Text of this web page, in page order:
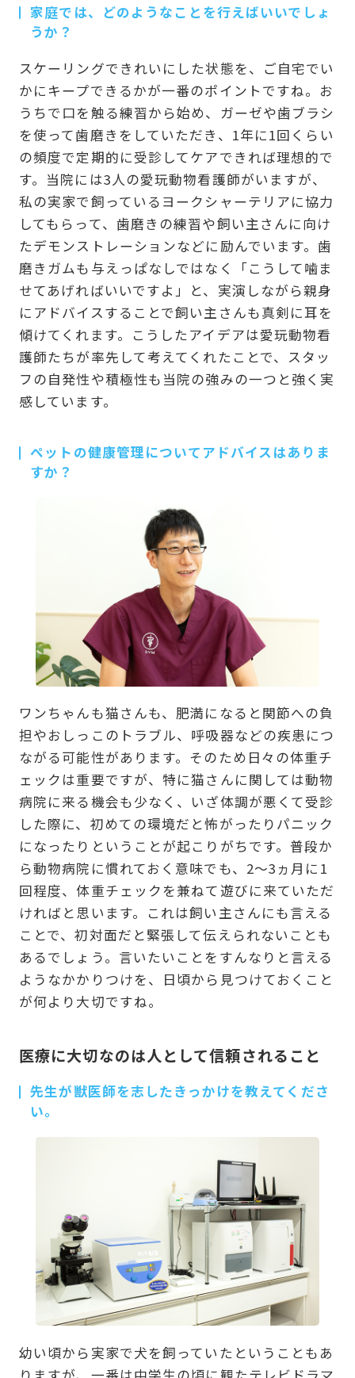
家庭では、どのようなことを行えばいいでしょ
うか？
スケーリングできれいにした状態を、ご自宅でい
かにキープできるかが一番のポイントですね。お
うちで口を触る練習から始め、ガーゼや歯ブラシ
を使って歯磨きをしていただき、1年に1回くらい
の頻度で定期的に受診してケアできれば理想的で
す。当院には3人の愛玩動物看護師がいますが、
私の実家で飼っているヨークシャーテリアに協力
してもらって、歯磨きの練習や飼い主さんに向け
たデモンストレーションなどに励んでいます。歯
磨きガムも与えっぱなしではなく「こうして噛ま
せてあげればいいですよ」と、実演しながら親身
にアドバイスすることで飼い主さんも真剣に耳を
傾けてくれます。こうしたアイデアは愛玩動物看
護師たちが率先して考えてくれたことで、スタッ
フの自発性や積極性も当院の強みの一つと強く実
感しています。
ペットの健康管理についてアドバイスはありま
すか？
ワンちゃんも猫さんも、肥満になると関節への負
担やおしっこのトラブル、呼吸器などの疾患につ
ながる可能性があります。そのため日々の体重チ
ェックは重要ですが、特に猫さんに関しては動物
病院に来る機会も少なく、いざ体調が悪くて受診
した際に、初めての環境だと怖がったりパニック
になったりということが起こりがちです。普段か
ら動物病院に慣れておく意味でも、2〜3ヵ月に1
回程度、体重チェックを兼ねて遊びに来ていただ
ければと思います。これは飼い主さんにも言える
ことで、初対面だと緊張して伝えられないことも
あるでしょう。言いたいことをすんなりと言える
ようなかかりつけを、日頃から見つけておくこと
が何より大切ですね。
医療に大切なのは人として信頼されること
先生が獣医師を志したきっかけを教えてくださ
い。
幼い頃から実家で犬を飼っていたということもあ